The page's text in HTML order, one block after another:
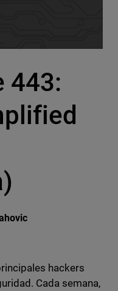
443:
Reddit
hackers
Cada semana,